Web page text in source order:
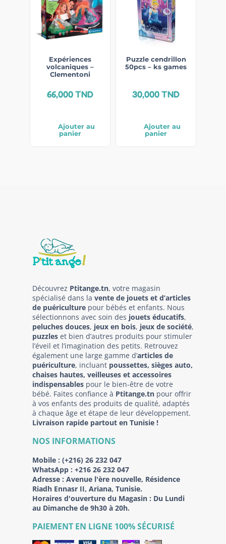
Expériences
volcaniques –
Clementoni
66,000TND
Ajouter au
panier
Puzzle cendrillon
50pcs – ks games
30,000TND
Ajouter au
panier
Découvrez Ptitange.tn, votre magasin
spécialisé dans la vente de jouets et d’articles
de puériculture pour bébés et enfants. Nous
sélectionnons avec soin des jouets éducatifs,
peluches douces, jeux en bois, jeux de société,
puzzles et bien d’autres produits pour stimuler
l’éveil et l’imagination des petits. Retrouvez
également une large gamme d’articles de
puériculture, incluant poussettes, sièges auto,
chaises hautes, veilleuses et accessoires
indispensables pour le bien-être de votre
bébé. Faites confiance à Ptitange.tn pour offrir
à vos enfants des produits de qualité, adaptés
à chaque âge et étape de leur développement.
Livraison rapide partout en Tunisie !
NOS INFORMATIONS
Mobile : (+216) 26 232 047
WhatsApp : +216 26 232 047
Adresse : Avenue l'ère nouvelle, Résidence
Riadh Ennasr II, Ariana, Tunisie.
Horaires d'ouverture du Magasin : Du Lundi
au Dimanche de 9h30 à 20h.
PAIEMENT EN LIGNE 100% SÉCURISÉ